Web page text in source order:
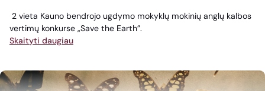
2 vieta Kauno bendrojo ugdymo mokyklų mokinių anglų kalbos
vertimų konkurse „Save the Earth”.
Skaityti daugiau